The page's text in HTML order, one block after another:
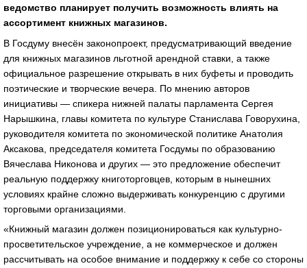
ведомство планирует получить возможность влиять на
ассортимент книжных магазинов.
В Госдуму внесён законопроект, предусматривающий введение
для книжных магазинов льготной арендной ставки, а также
официальное разрешение открывать в них буфеты и проводить
поэтические и творческие вечера. По мнению авторов
инициативы — спикера нижней палаты парламента Сергея
Нарышкина, главы комитета по культуре Станислава Говорухина,
руководителя комитета по экономической политике Анатолия
Аксакова, председателя комитета Госдумы по образованию
Вячеслава Никонова и других — это предложение обеспечит
реальную поддержку книготорговцев, которым в нынешних
условиях крайне сложно выдерживать конкуренцию с другими
торговыми организациями.
«Книжный магазин должен позиционироваться как культурно-
просветительское учреждение, а не коммерческое и должен
рассчитывать на особое внимание и поддержку к себе со стороны